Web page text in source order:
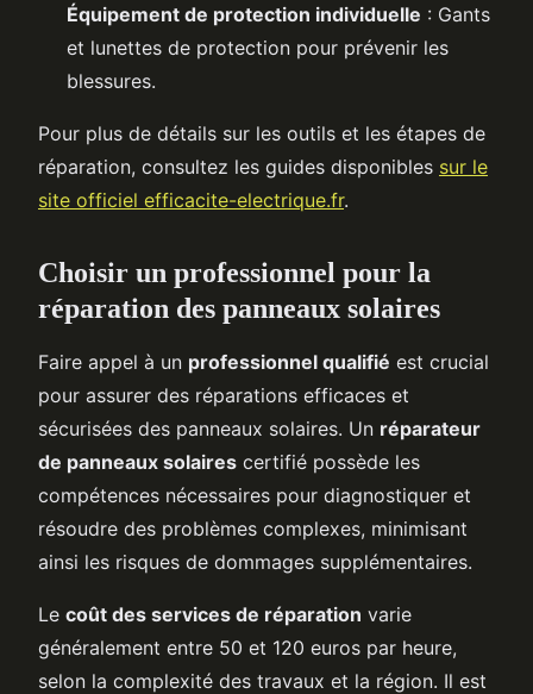
Équipement de protection individuelle : Gants
et lunettes de protection pour prévenir les
blessures.
Pour plus de détails sur les outils et les étapes de
réparation, consultez les guides disponibles sur le
site officiel efficacite-electrique.fr.
Choisir un professionnel pour la
réparation des panneaux solaires
Faire appel à un professionnel qualifié est crucial
pour assurer des réparations efficaces et
sécurisées des panneaux solaires. Un réparateur
de panneaux solaires certifié possède les
compétences nécessaires pour diagnostiquer et
résoudre des problèmes complexes, minimisant
ainsi les risques de dommages supplémentaires.
Le coût des services de réparation varie
généralement entre 50 et 120 euros par heure,
selon la complexité des travaux et la région. Il est